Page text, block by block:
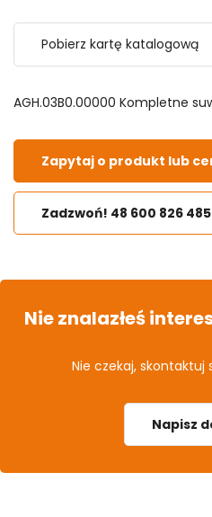
Pobierz kartę katalogową
AGH.03B0.00000 Kompletne
Zapytaj o produkt lub
Zadzwoń! 48 600 826 485
Nie znalazłeś
Nie czekaj, skontaktuj
Napisz